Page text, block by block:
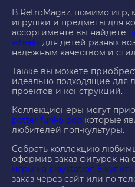
В RetroMagaz, помимо игр,
игрушки и предметы для
ассортименте вы найдете
wheels для детей разных
надежным качеством и
Также вы можете
идеально подходящие для
проектов и конструкций.
Коллекционеры могут
potter funko pop которые
любителей поп-культуры.
Собрать коллекцию
оформив заказ фигурок на
игры на playstation 5 купить
заказ через сайт или по